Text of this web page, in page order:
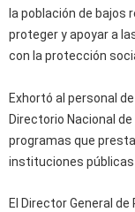
la población de bajos
proteger y apoyar a
con la protección
Exhortó al personal
Directorio Nacional
programas que
instituciones públicas
El Director General